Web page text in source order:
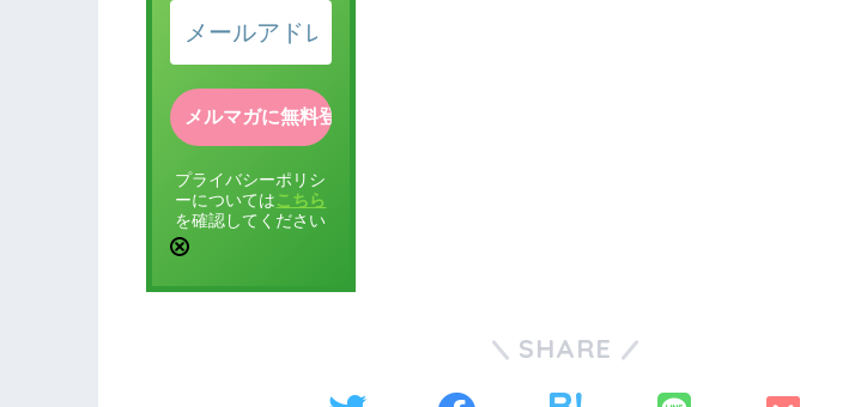
プライバシーポリシ
ーについては こちら
を確認してください
SHARE